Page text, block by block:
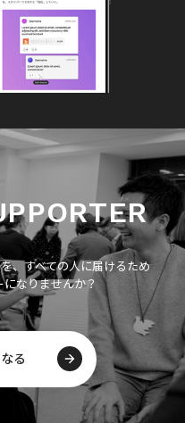
、すべての人に届けるため
なりませんか？
る